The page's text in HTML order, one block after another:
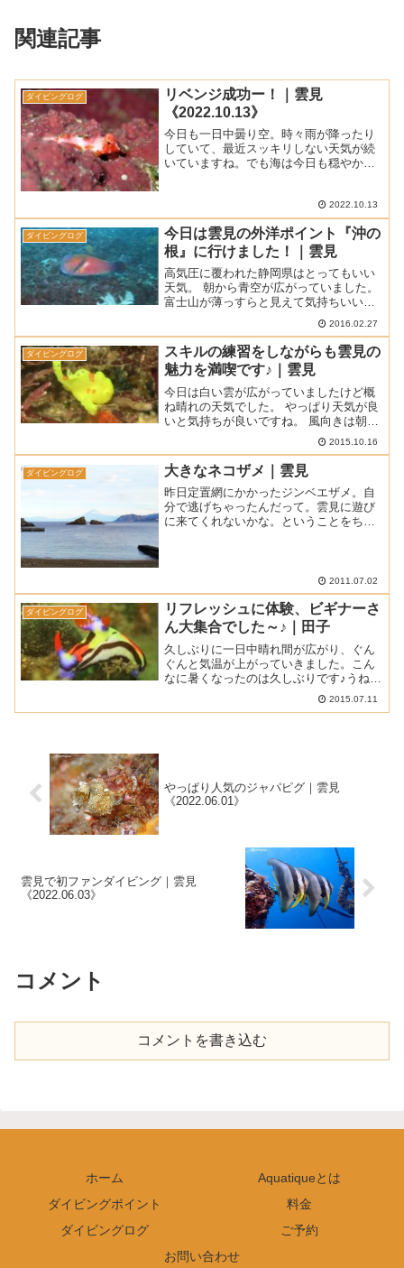
関連記事
ダイビングログ
リベンジ成功ー！｜雲見
《2022.10.13》
今日も一日中曇り空。時々雨が降ったり
していて、最近スッキリしない天気が続
いていますね。でも海は今日も穏やかで
温) ■ 水 温 ： 23℃ ■ 透視度... 2022.10.13
ダイビングログ
今日は雲見の外洋ポイント『沖の
根』に行けました！｜雲見
高気圧に覆われた静岡県はとってもいい
天気。 朝から青空が広がっていました。
富士山が薄っすらと見えて気持ちいい空
模様でした。 ■ 天気 ： 晴れ ■ 気温 ：
11.5℃ ■ 水温 ： 14.5～15℃ ■ 透明度 ：
12～15ｍ ■ 透...
2016.02.27
ダイビングログ
スキルの練習をしながらも雲見の
魅力を満喫です♪｜雲見
今日は白い雲が広がっていましたけど概
ね晴れの天気でした。 やっぱり天気が良
いと気持ちが良いですね。 風向きは朝の
うちは東寄りでしたが、徐々に北からの
風に変わってチョットだけ波が出ました
けど、ダイビングには問題なし！ 今日も
ストレスなくダイビ...
2015.10.16
ダイビングログ 大きなネコザメ｜雲見
昨日定置網にかかったジンベエザメ。自
分で逃げちゃったんだって。雲見に遊び
に来てくれないかな。ということをちょ
2011.07.02
ダイビングログ
リフレッシュに体験、ビギナーさ
ん大集合でした～♪｜田子
久しぶりに一日中晴れ間が広がり、ぐん
ぐんと気温が上がっていきました。こん
なに暑くなったのは久しぶりです♪うねり
さえなければ絶好のダイビング日和だっ
たんですけど・・・■ 天気 ： 晴れ■ 気温
2015.07.11
やっぱり人気のジャパピグ｜雲見
《2022.06.01》
雲見で初ファンダイビング｜雲見
《2022.06.03》
コメント
コメントを書き込む
ホーム
Aquatiqueとは
ダイビングポイント
料金
ダイビングログ
ご予約
お問い合わせ